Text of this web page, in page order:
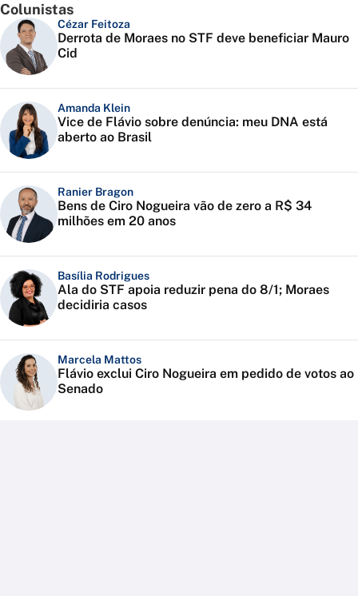
Colunistas
Cézar Feitoza
Derrota de Moraes no STF deve beneficiar Mauro
Cid
Amanda Klein
Vice de Flávio sobre denúncia: meu DNA está
aberto ao Brasil
Ranier Bragon
Bens de Ciro Nogueira vão de zero a R$ 34
milhões em 20 anos
Basília Rodrigues
Ala do STF apoia reduzir pena do 8/1; Moraes
decidiria casos
Marcela Mattos
Flávio exclui Ciro Nogueira em pedido de votos ao
Senado